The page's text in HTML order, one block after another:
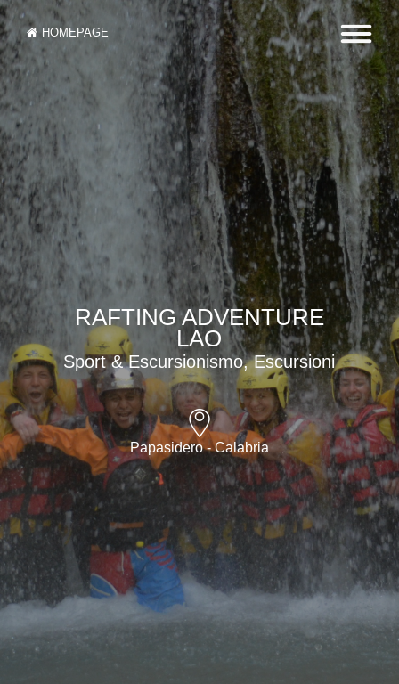
HOMEPAGE
RAFTING ADVENTURE
LAO
Sport & Escursionismo, Escursioni
Papasidero - Calabria